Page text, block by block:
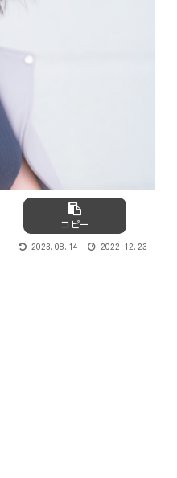
コピー
2023.08.14 2022.12.23